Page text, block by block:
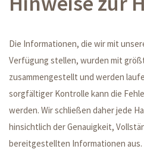
Die Informationen, die wir mit
Verfügung stellen, wurden mit
zusammengestellt und werden
sorgfältiger Kontrolle kann die
werden. Wir schließen daher jede
hinsichtlich der Genauigkeit,
bereitgestellten Informationen aus.